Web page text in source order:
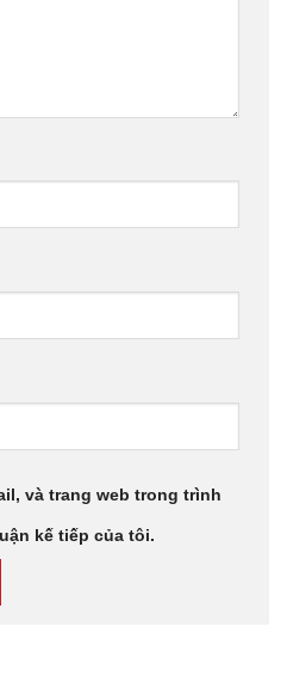
và trang web trong trình
kế tiếp của tôi.